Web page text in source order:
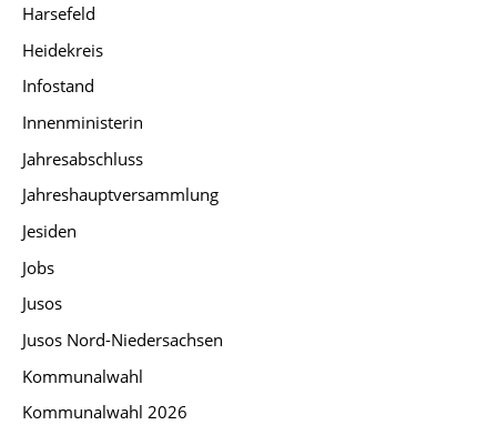
Harsefeld
Heidekreis
Infostand
Innenministerin
Jahresabschluss
Jahreshauptversammlung
Jesiden
Jobs
Jusos
Jusos Nord-Niedersachsen
Kommunalwahl
Kommunalwahl 2026